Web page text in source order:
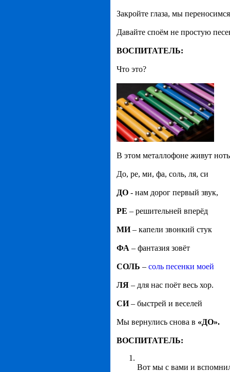
Закройте глаза, мы
Давайте споём не простую
ВОСПИТАТЕЛЬ:
Что это?
В этом металлофоне живут
До, ре, ми, фа, соль, ля, си
ДО - нам дорог первый звук,
РЕ – решительней вперёд
МИ– капели звонкий стук
ФА – фантазия зовёт
СОЛЬ – соль песенки моей
ЛЯ – для нас поёт весь хор.
СИ– быстрей и веселей
Мы вернулись снова в «ДО».
ВОСПИТАТЕЛЬ:
Вот мы с вами и